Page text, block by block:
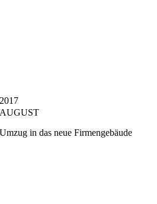
2017
AUGUST
Umzug in das neue Firmengebäude